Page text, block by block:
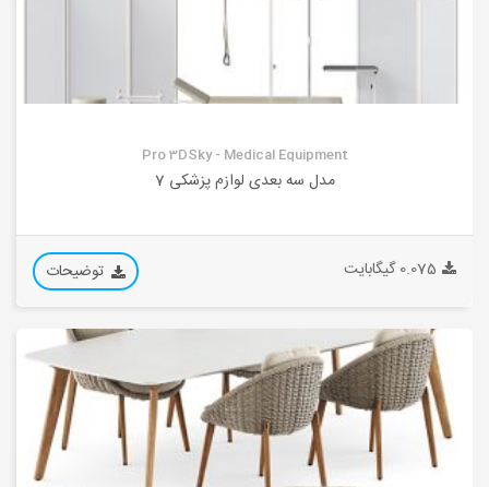
Pro 3DSky - Medical Equipment
مدل سه بعدی لوازم پزشکی 7
0.075 گیگابایت توضیحات